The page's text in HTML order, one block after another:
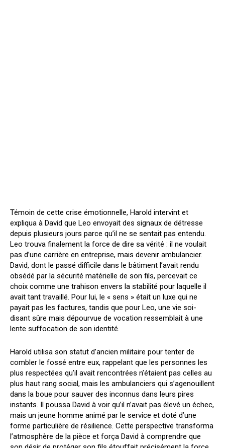
Témoin de cette crise émotionnelle, Harold intervint et
expliqua à David que Leo envoyait des signaux de détresse
depuis plusieurs jours parce qu’il ne se sentait pas entendu.
Leo trouva finalement la force de dire sa vérité : il ne voulait
pas d’une carrière en entreprise, mais devenir ambulancier.
David, dont le passé difficile dans le bâtiment l’avait rendu
obsédé par la sécurité matérielle de son fils, percevait ce
choix comme une trahison envers la stabilité pour laquelle il
avait tant travaillé. Pour lui, le « sens » était un luxe qui ne
payait pas les factures, tandis que pour Leo, une vie soi-
disant sûre mais dépourvue de vocation ressemblait à une
lente suffocation de son identité.
Harold utilisa son statut d’ancien militaire pour tenter de
combler le fossé entre eux, rappelant que les personnes les
plus respectées qu’il avait rencontrées n’étaient pas celles au
plus haut rang social, mais les ambulanciers qui s’agenouillent
dans la boue pour sauver des inconnus dans leurs pires
instants. Il poussa David à voir qu’il n’avait pas élevé un échec,
mais un jeune homme animé par le service et doté d’une
forme particulière de résilience. Cette perspective transforma
l’atmosphère de la pièce et força David à comprendre que